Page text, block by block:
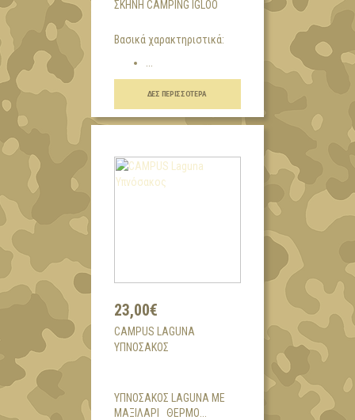
ΣΚΗΝΉ CAMPING IGLOO
Βασικά χαρακτηριστικά:
ΔΕΣ ΠΕΡΙΣΣΌΤΕΡΑ
23,00€
CAMPUS LAGUNA
ΥΠΝΌΣΑΚΟΣ
ΥΠΝΟΣΑΚΟΣ LAGUNA ΜΕ
ΜΑΞΙΛΑΡΙ ΘΕΡΜΟ...